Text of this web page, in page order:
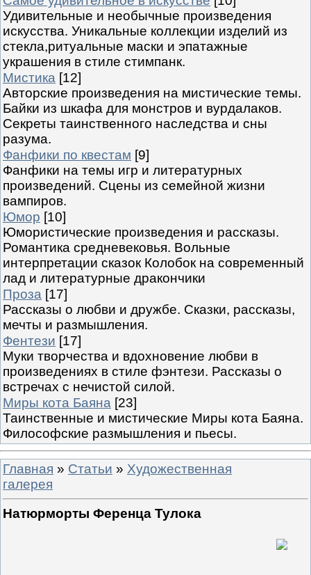
Удивительные и необычные произведения
искусства. Уникальные коллекции изделий из
стекла,ритуальные маски и эпатажные
украшения в стиле стимпанк.
Мистика [12]
Авторские произведения на мистические темы.
Байки из шкафа для монстров и вурдалаков.
Секреты таинственного наследства и сны
разума.
Фанфики по квестам [9]
Фанфики на темы игр и литературных
произведений. Сцены из семейной жизни
вампиров.
Юмор [10]
Юмористические произведения и рассказы.
Романтика средневековья. Вольные
интерпретации сказок Колобок на современный
лад и литературные дракончики
Проза [17]
Рассказы о любви и дружбе. Сказки, рассказы,
мечты и размышления.
Фентези [17]
Муки творчества и вдохновение любви в
произведениях в стиле фэнтези. Рассказы о
встречах с нечистой силой.
Миры кота Баяна [23]
Таинственные и мистические Миры кота Баяна.
Философские размышления и пьесы.
Главная » Статьи » Художественная
галерея
Натюрморты Ференца Тулока